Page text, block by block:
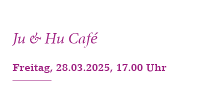
Ju & Hu Café
Freitag, 28.03.2025, 17.00 Uhr